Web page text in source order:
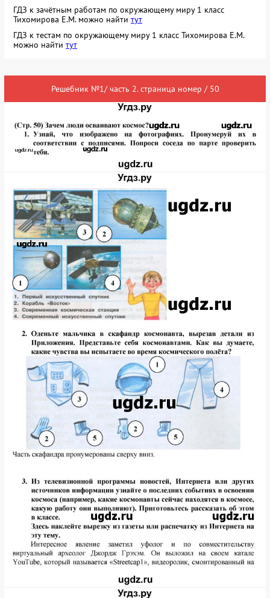
ГДЗ к зачётным работам по окружающему миру 1 класс
Тихомирова Е.М. можно найти тут
ГДЗ к тестам по окружающему миру 1 класс Тихомирова Е.М.
можно найти тут
Решебник №1/ часть 2. страница номер / 50